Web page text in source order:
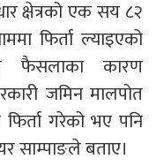
क्षेत्रको एक सय ८२
फिर्ता ल्याइएको
फैसलाका कारण
जमिन मालपोत
गरेको भए पनि
साम्पाङले बताए।